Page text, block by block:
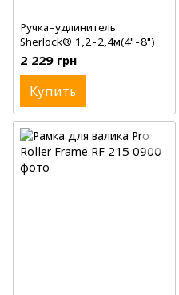
Ручка-удлинитель
Sherlock® 1,2-2,4м(4"-8")
2 229 грн
Купить